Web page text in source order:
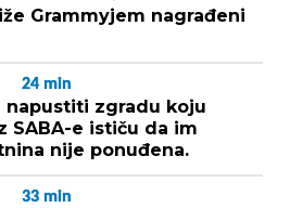
Grammyjem nagrađeni
24 min
zgradu koju
SABA-e ističu da im
nije ponuđena.
33 min